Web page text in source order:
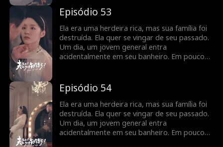
aprofundam à medida que buscam vingança
juntos.
Episódio 53
Ela era uma herdeira rica, mas sua família foi
destruída. Ela quer se vingar de seu passado.
Um dia, um jovem general entra
acidentalmente em seu banheiro. Em pouco
aprofundam à medida que buscam vingança
juntos.
Episódio 54
Ela era uma herdeira rica, mas sua família foi
destruída. Ela quer se vingar de seu passado.
Um dia, um jovem general entra
acidentalmente em seu banheiro. Em pouco